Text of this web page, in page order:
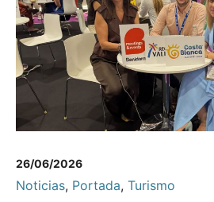
26/06/2026
Noticias, Portada, Turismo